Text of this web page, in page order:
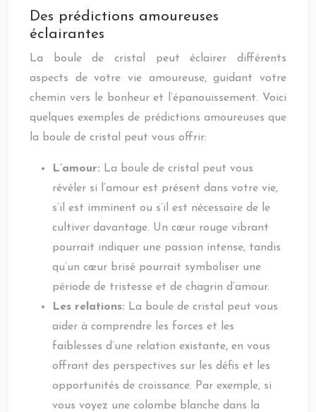
Des prédictions amoureuses
éclairantes
La boule de cristal peut éclairer différents
aspects de votre vie amoureuse, guidant votre
chemin vers le bonheur et l’épanouissement. Voici
quelques exemples de prédictions amoureuses que
la boule de cristal peut vous offrir:
L’amour: La boule de cristal peut vous
révéler si l’amour est présent dans votre vie,
s’il est imminent ou s’il est nécessaire de le
cultiver davantage. Un cœur rouge vibrant
pourrait indiquer une passion intense, tandis
qu’un cœur brisé pourrait symboliser une
période de tristesse et de chagrin d’amour.
Les relations: La boule de cristal peut vous
aider à comprendre les forces et les
faiblesses d’une relation existante, en vous
offrant des perspectives sur les défis et les
opportunités de croissance. Par exemple, si
vous voyez une colombe blanche dans la